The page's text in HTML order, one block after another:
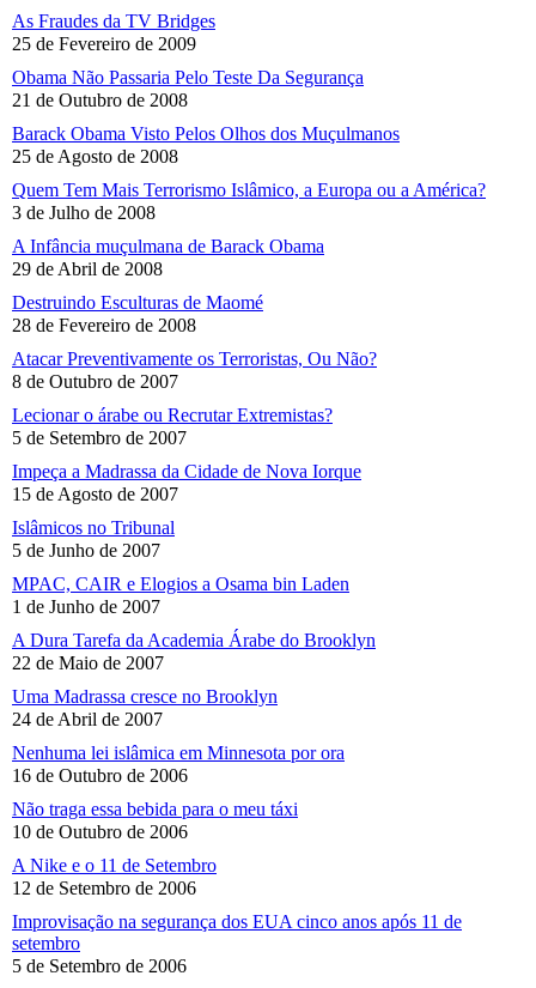
As Fraudes da TV Bridges
25 de Fevereiro de 2009
Obama Não Passaria Pelo Teste Da Segurança
21 de Outubro de 2008
Barack Obama Visto Pelos Olhos dos Muçulmanos
25 de Agosto de 2008
Quem Tem Mais Terrorismo Islâmico, a Europa ou a América?
3 de Julho de 2008
A Infância muçulmana de Barack Obama
29 de Abril de 2008
Destruindo Esculturas de Maomé
28 de Fevereiro de 2008
Atacar Preventivamente os Terroristas, Ou Não?
8 de Outubro de 2007
Lecionar o árabe ou Recrutar Extremistas?
5 de Setembro de 2007
Impeça a Madrassa da Cidade de Nova Iorque
15 de Agosto de 2007
Islâmicos no Tribunal
5 de Junho de 2007
MPAC, CAIR e Elogios a Osama bin Laden
1 de Junho de 2007
A Dura Tarefa da Academia Árabe do Brooklyn
22 de Maio de 2007
Uma Madrassa cresce no Brooklyn
24 de Abril de 2007
Nenhuma lei islâmica em Minnesota por ora
16 de Outubro de 2006
Não traga essa bebida para o meu táxi
10 de Outubro de 2006
A Nike e o 11 de Setembro
12 de Setembro de 2006
Improvisação na segurança dos EUA cinco anos após 11 de
setembro
5 de Setembro de 2006